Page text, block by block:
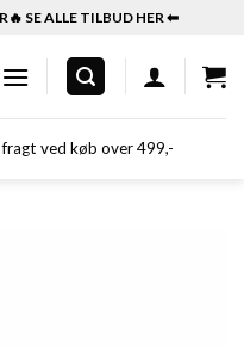
SE ALLE TILBUD HER ⬅︎
fragt ved køb over 499,-